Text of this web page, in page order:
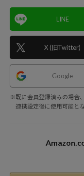
LINE
X (旧Twitter)
Google
※既に会員登録済みの場合
連携設定後に使用可能とな